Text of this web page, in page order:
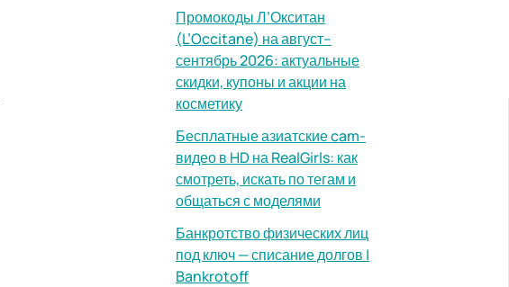
Промокоды Л’Окситан
(L’Occitane) на август–
сентябрь 2026: актуальные
скидки, купоны и акции на
косметику
Бесплатные азиатские cam-
видео в HD на RealGirls: как
смотреть, искать по тегам и
общаться с моделями
Банкротство физических лиц
под ключ — списание долгов |
Bankrotoff